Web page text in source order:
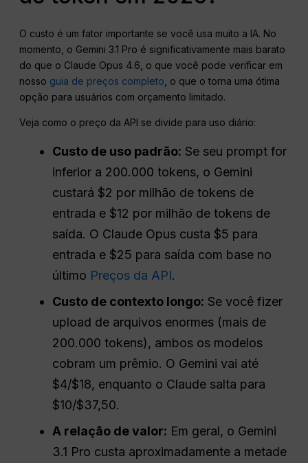
O custo é um fator importante se você usa muito a IA. No
momento, o Gemini 3.1 Pro é significativamente mais barato
do que o Claude Opus 4.6, o que você pode verificar em
nosso guia de preços completo , o que o torna uma ótima
opção para usuários com orçamento limitado.
Veja como o preço da API se divide para uso diário:
Custo de uso padrão: Se seu prompt for
inferior a 200.000 tokens, o Gemini
custará $2 por milhão de tokens de
entrada e $12 por milhão de tokens de
saída. O Claude Opus custa $5 para
entrada e $25 para saída com base no
último Preços da API.
Custo de contexto longo: Se você fizer
upload de arquivos enormes (mais de
200.000 tokens), ambos os modelos
cobram um prêmio. O Gemini vai até
$4/$18, enquanto o Claude salta para
$10/$37,50.
A relação de valor: Em geral, o Gemini
3.1 Pro custa aproximadamente a metade